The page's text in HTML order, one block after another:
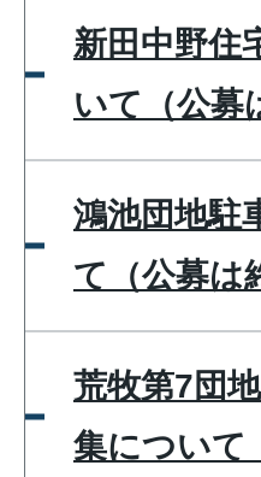
新田中野住
いて（公募
鴻池団地駐
て（公募は
荒牧第7団
集について